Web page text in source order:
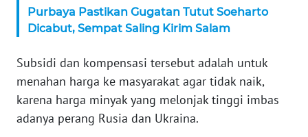
Purbaya Pastikan Gugatan Tutut Soeharto
Dicabut, Sempat Saling Kirim Salam
Subsidi dan kompensasi tersebut adalah untuk
menahan harga ke masyarakat agar tidak naik,
karena harga minyak yang melonjak tinggi imbas
adanya perang Rusia dan Ukraina.
WN
RIAU
WN
SERAMBI
WN